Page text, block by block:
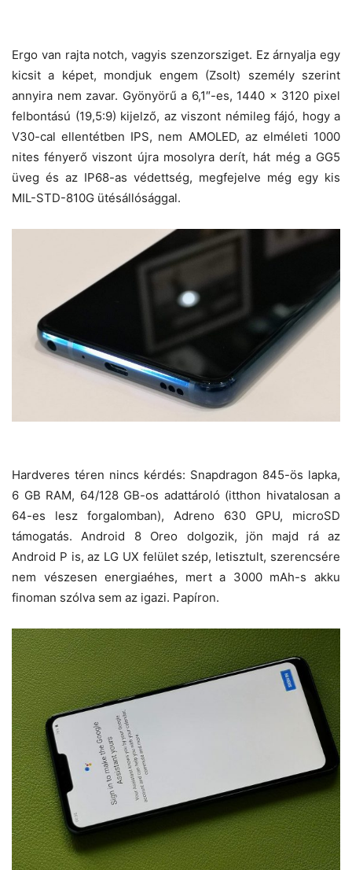
Ergo van rajta notch, vagyis szenzorsziget. Ez árnyalja egy
kicsit a képet, mondjuk engem (Zsolt) személy szerint
annyira nem zavar. Gyönyörű a 6,1″-es, 1440 x 3120 pixel
felbontású (19,5:9) kijelző, az viszont némileg fájó, hogy a
V30-cal ellentétben IPS, nem AMOLED, az elméleti 1000
nites fényerő viszont újra mosolyra derít, hát még a GG5
üveg és az IP68-as védettség, megfejelve még egy kis
MIL-STD-810G ütésállósággal.
Hardveres téren nincs kérdés: Snapdragon 845-ös lapka,
6 GB RAM, 64/128 GB-os adattároló (itthon hivatalosan a
64-es lesz forgalomban), Adreno 630 GPU, microSD
támogatás. Android 8 Oreo dolgozik, jön majd rá az
Android P is, az LG UX felület szép, letisztult, szerencsére
nem vészesen energiaéhes, mert a 3000 mAh-s akku
finoman szólva sem az igazi. Papíron.